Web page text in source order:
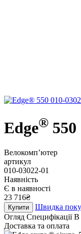
Edge® 550
Велокомп’ютер
артикул
010-03022-01
Наявність
Є в наявності
23 716₴
Купити
Швидка
Огляд Специфікації В
Доставка та оплата